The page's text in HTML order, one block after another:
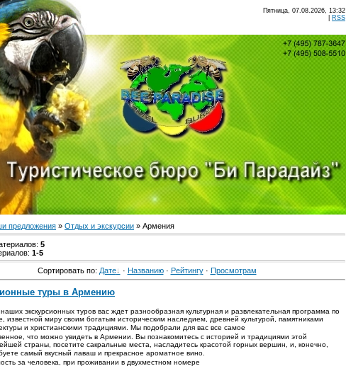
Пятница, 07.08.2026, 13:32
RSS
предложения » Отдых и экскурсии » Армения
: 5
: 1-5
Сортировать по: Дате · Названию· Рейтингу· Просмотрам
туры в Армению
экскурсионных туров вас ждет разнообразная культурная и развлекательная программа по
известной миру своим богатым историческим наследием, древней культурой, памятниками
и христианскими традициями. Мы подобрали для вас все самое
что можно увидеть в Армении. Вы познакомитесь с историей и традициями этой
страны, посетите сакральные места, насладитесь красотой горных вершин, и, конечно,
самый вкусный лаваш и прекрасное ароматное вино.
за человека, при проживании в двухместном номере